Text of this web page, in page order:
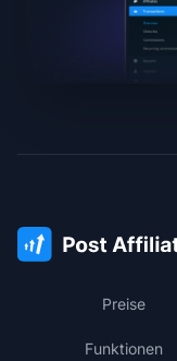
Preise
Funktionen